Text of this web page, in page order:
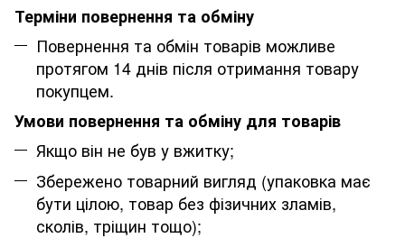
Терміни повернення та обміну
Повернення та обмін товарів можливе
протягом 14 днів після отримання товару
покупцем.
Умови повернення та обміну для товарів
Якщо він не був у вжитку;
Збережено товарний вигляд (упаковка має
бути цілою, товар без фізичних зламів,
сколів, тріщин тощо);